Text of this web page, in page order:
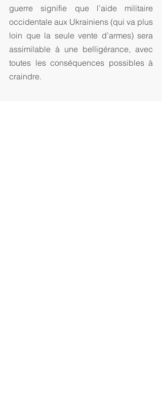
guerre signifie que l’aide militaire
occidentale aux Ukrainiens (qui va plus
loin que la seule vente d’armes) sera
assimilable à une belligérance, avec
toutes les conséquences possibles à
craindre.